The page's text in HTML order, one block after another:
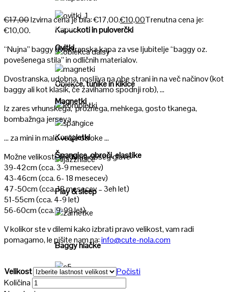
Poglej
Kapuckoti in puloverčki
Poglej
Oblekce, tunike in kiklce
Poglej
Kompletki
Poglej
Play & sleep
Poglej
Baggy hlačke
Poglej
Poglej
Ovitki
Poglej
Magnetki
Poglej
Špangice, obroči, elastike
€17,00Izvirna cena je bila: €17,00.€10,00Trenutna cena je:
€10,00.
“Nujna” baggy dvostranska kapa za vse ljubitelje “baggy oz.
povešenega stila” in odličnih materialov.
Dvostranska, udobna, nosljiva na obe strani in na več načinov (kot
baggy ali kot klasik, če zavihamo spodnji rob), …
Iz zares vrhunskega, prožnega, mehkega, gosto tkanega,
bombažnga jerseya …
… za mini in malo večje otroke …
Možne velikosti, glede na obseg glave:
39-42cm (cca. 3-9 mesecev)
43-46cm (cca. 6- 18 mesecev)
47-50cm (cca. 18 mesecev – 3eh let)
51-55cm (cca. 4-9 let)
56-60cm (cca. 9-99 let)
V kolikor ste v dilemi kako izbrati pravo velikost, vam radi
pomagamo, le pišite nam na:info@cute-nola.com
Velikost
Počisti
Količina